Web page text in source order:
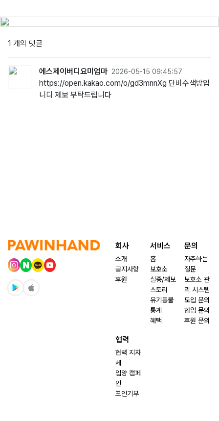
1 개의 댓글
에스제이버디요미엄마 2026-05-15 09:45:57
https://open.kakao.com/o/gd3mnnXg 단비수색방입
니디 제보 부탁드립니다
회사
소개
공지사항
후원
서비스
홈
보호소
실종/제보
스토리
유기동물
통계
혜택
문의
자주하는
질문
보호소 관
리 시스템
도입 문의
협업 문의
후원 문의
협력
협력 지자
체
입양 캠페
인
포인기부